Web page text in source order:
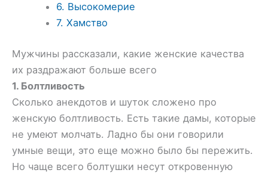
6. Высокомерие
7. Хамство
Мужчины рассказали, какие женские качества
их раздражают больше всего
1. Болтливость
Сколько анекдотов и шуток сложено про
женскую болтливость. Есть такие дамы, которые
не умеют молчать. Ладно бы они говорили
умные вещи, это еще можно было бы пережить.
Но чаще всего болтушки несут откровенную